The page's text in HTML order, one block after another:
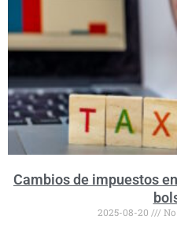
Cambios de impuestos
2025-08-20